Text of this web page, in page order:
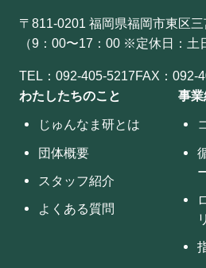
〒811-0201 福岡県福岡市東区
（9：00〜17：00 ※定休日：土
TEL：092-405-5217FAX：092-
わたしたちのこと
じゅんなま研とは
団体概要
スタッフ紹介
よくある質問
事